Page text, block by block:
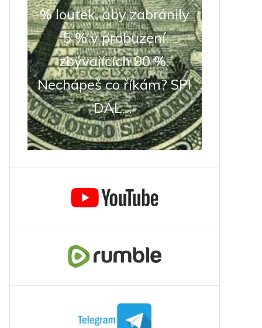
% loutek, aby zabránily
5 % v probuzení
zbývajících 90 %.
Nechápeš co říkám? SPI
DÁL...